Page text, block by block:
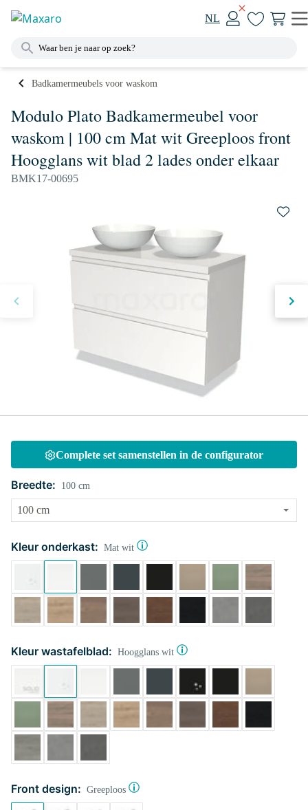
NL
Badkamermeubels voor waskom
Modulo Plato Badkamermeubel voor
waskom | 100 cm Mat wit Greeploos front
Hoogglans wit blad 2 lades onder elkaar
BMK17-00695
Complete set samenstellen in de configurator
Breedte: 100 cm
Kleur onderkast: Mat wit
Kleur wastafelblad: Hoogglans wit
Front design: Greeploos